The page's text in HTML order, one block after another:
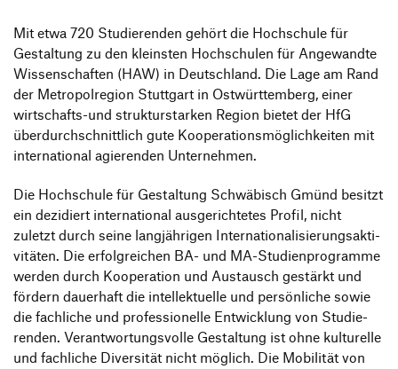
Ausstellung
Forschung und Transfer
Verfasste Studierendenschaft
Wohnen
Finanzierung und Beratung
International Students
Students
Alumni
Employees
Presse und Medien
Teachers and Schools
Companies
Bewerben
Bewerbung Bachelor
Bewerbung Master
Schnupperstudium
Information Events
Zur de Version dieser Seite wechseln
Mit etwa 720 Studie­renden gehört die Hoch­schule für
Gestal­tung zu den kleinsten Hoch­schulen für Ange­wandte
Wissen­schaften (HAW) in Deutsch­land. Die Lage am Rand
der Metro­pol­re­gion Stutt­gart in Ostwürt­tem­berg, einer
wirt­schafts-und struk­tur­starken Region bietet der HfG
über­durch­schnitt­lich gute Koope­ra­ti­ons­mög­lich­keiten mit
inter­na­tional agie­renden Unternehmen.
Die Hoch­schule für Gestal­tung Schwä­bisch Gmünd besitzt
ein dezi­diert inter­na­tional ausge­rich­tetes Profil, nicht
zuletzt durch seine lang­jäh­rigen Inter­na­tio­na­li­sie­rungs­ak­ti­
vi­täten. Die erfolg­rei­chen BA- und MA-Studi­en­pro­gramme
werden durch Koope­ra­tion und Austausch gestärkt und
fördern dauer­haft die intel­lek­tu­elle und persön­liche sowie
die fach­liche und profes­sio­nelle Entwick­lung von Studie­
renden. Verant­wor­tungs­volle Gestal­tung ist ohne kultu­relle
und fach­liche Diver­sität nicht möglich. Die Mobi­lität von